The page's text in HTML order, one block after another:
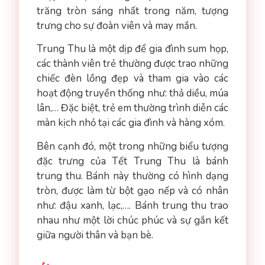
trăng tròn sáng nhất trong năm, tượng
trưng cho sự đoàn viên và may mắn.
Trung Thu là một dịp để gia đình sum họp,
các thành viên trẻ thường được trao những
chiếc đèn lồng đẹp và tham gia vào các
hoạt động truyền thống như: thả diều, múa
lân,… Đặc biệt, trẻ em thường trình diễn các
màn kịch nhỏ tại các gia đình và hàng xóm.
Bên cạnh đó, một trong những biểu tượng
đặc trưng của Tết Trung Thu là bánh
trung thu. Bánh này thường có hình dạng
tròn, được làm từ bột gạo nếp và có nhân
như: đậu xanh, lạc,…. Bánh trung thu trao
nhau như một lời chúc phúc và sự gắn kết
giữa người thân và bạn bè.